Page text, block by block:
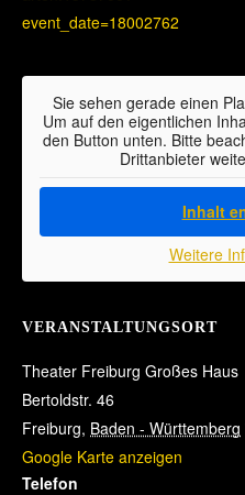
event_date=18002762
VERANSTALTUNGSORT
Theater Freiburg Großes Haus
Bertoldstr. 46
Freiburg, Baden - Württemberg
Google Karte anzeigen
Telefon
Sie sehen gerade einen
Um auf den eigentlichen
den Button unten. Bitte
Drittanbieter
Inhalt
Weitere